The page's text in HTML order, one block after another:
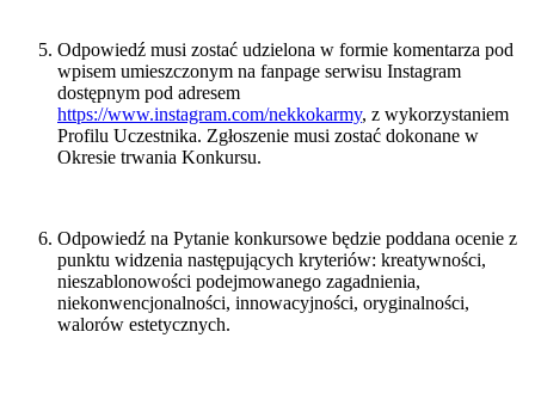
Odpowiedź musi zostać udzielona w formie komentarza pod
wpisem umieszczonym na fanpage serwisu Instagram
dostępnym pod adresem
https://www.instagram.com/nekkokarmy, z wykorzystaniem
Profilu Uczestnika. Zgłoszenie musi zostać dokonane w
Okresie trwania Konkursu.
Odpowiedź na Pytanie konkursowe będzie poddana ocenie z
punktu widzenia następujących kryteriów: kreatywności,
nieszablonowości podejmowanego zagadnienia,
niekonwencjonalności, innowacyjności, oryginalności,
walorów estetycznych.